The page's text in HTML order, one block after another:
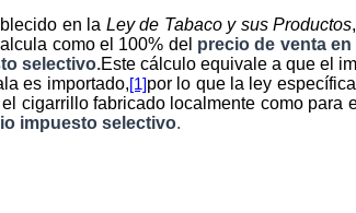
en la Ley de Tabaco y sus Productos
como el 100% del precio de venta
selectivo.Este cálculo equivale a que el
es importado,[1]por lo que la ley
cigarrillo fabricado localmente como para
impuesto selectivo.